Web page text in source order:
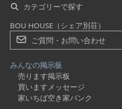
カテゴリーで探す
BOU HOUSE（シェア別荘）
ご質問・お問い合わせ
みんなの掲示板
売ります掲示板
買いますメッセージ
家いちば空き家バンク